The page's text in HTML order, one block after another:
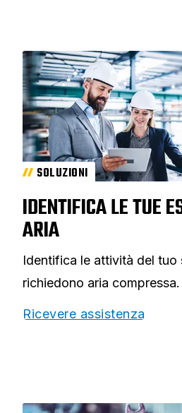
SOLUZIONI
IDENTIFICA LE TUE
ARIA
Identifica le attività del tuo
richiedono aria compressa.
Ricevere assistenza